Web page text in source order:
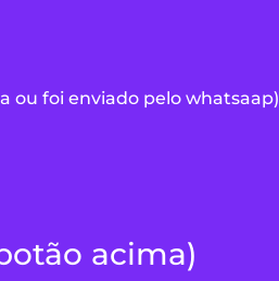
ou foi enviado pelo whatsaap)
acima)